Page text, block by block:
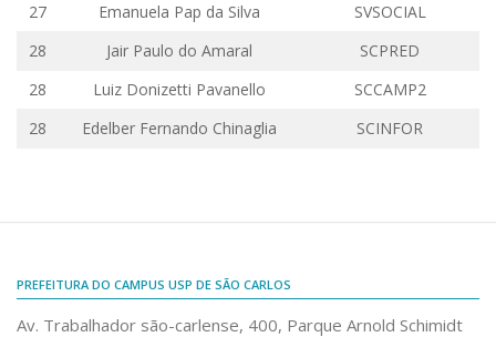
Terceira Idade
Campus Universitário
27
Emanuela Pap da Silva
SVSOCIAL
28
Jair Paulo do Amaral
SCPRED
28
Luiz Donizetti Pavanello
SCCAMP2
28
Edelber Fernando Chinaglia SCINFOR
PREFEITURA DO CAMPUS USP DE SÃO CARLOS
Av. Trabalhador são-carlense, 400, Parque Arnold Schimidt